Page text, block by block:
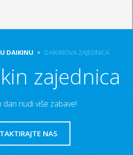
U DAIKINU DAIKINOVA ZAJEDNICA
zajednica
dan nudi više zabave!
NAS